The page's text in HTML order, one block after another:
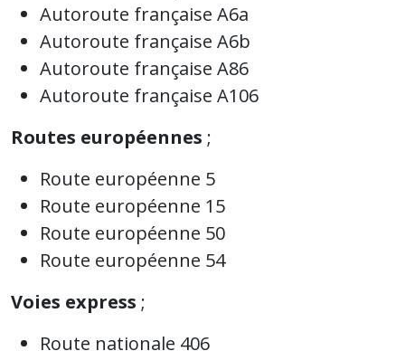
Autoroute française A6a
Autoroute française A6b
Autoroute française A86
Autoroute française A106
Routes européennes ;
Route européenne 5
Route européenne 15
Route européenne 50
Route européenne 54
Voies express ;
Route nationale 406